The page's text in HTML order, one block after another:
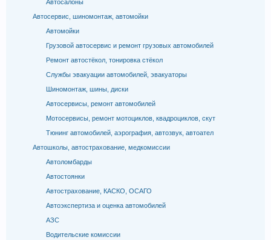
Автосалоны
Автосервис, шиномонтаж, автомойки
Автомойки
Грузовой автосервис и ремонт грузовых автомобилей
Ремонт автостёкол, тонировка стёкол
Службы эвакуации автомобилей, эвакуаторы
Шиномонтаж, шины, диски
Автосервисы, ремонт автомобилей
Мотосервисы, ремонт мотоциклов, квадроциклов, скут
Тюнинг автомобилей, аэрография, автозвук, автоател
Автошколы, автострахование, медкомиссии
Автоломбарды
Автостоянки
Автострахование, КАСКО, ОСАГО
Автоэкспертиза и оценка автомобилей
АЗС
Водительские комиссии